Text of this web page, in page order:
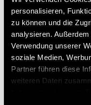
personalisieren,
zu können und die
analysieren.
Verwendung unserer
soziale Medien,
Partner führen diese
weiteren Daten
Preis
Einzelner Kurs
Abo-Karte
Nützliche